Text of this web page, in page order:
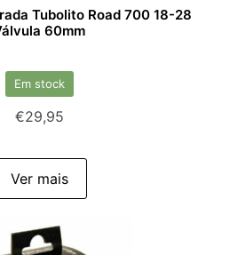
Tubolito Road 700 18-28
60mm
Em stock
€29,95
Ver mais